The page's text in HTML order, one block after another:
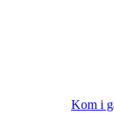
Kom i